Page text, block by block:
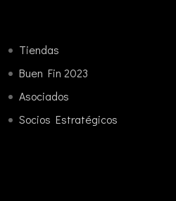
Tiendas
Buen Fin 2023
Asociados
Socios Estratégicos